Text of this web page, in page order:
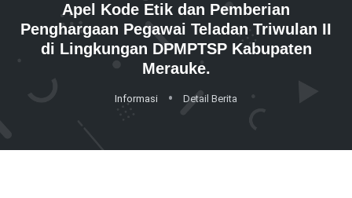
Apel Kode Etik dan Pemberian
Penghargaan Pegawai Teladan Triwulan II
di Lingkungan DPMPTSP Kabupaten
Merauke.
Informasi Detail Berita